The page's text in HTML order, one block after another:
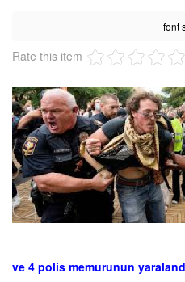
font
Rate this item
ve 4 polis memurunun